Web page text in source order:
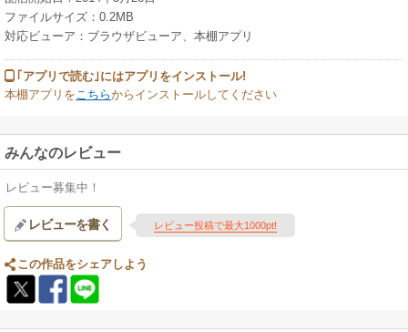
ファイルサイズ：0.2MB
対応ビューア：ブラウザビューア、本棚アプリ
｢アプリで読む｣にはアプリをインストール!
本棚アプリをこちらからインストールしてください
みんなのレビュー
レビュー募集中！
レビューを書く レビュー投稿で最大1000pt!
この作品をシェアしよう